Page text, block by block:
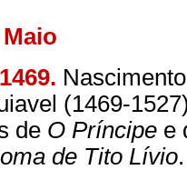
(1469-
de O Príncipee
de Tito Lívio.